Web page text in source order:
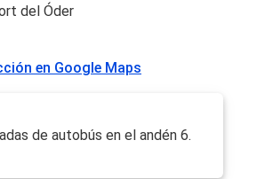
del Óder
en Google Maps
de autobús en el andén 6.